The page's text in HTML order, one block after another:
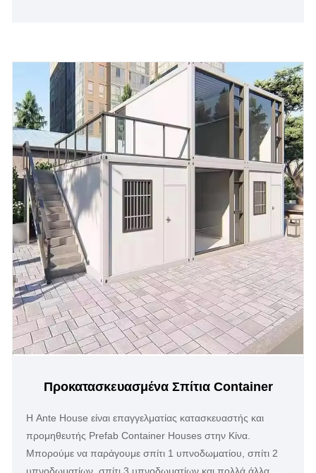
Προκατασκευασμένα Σπίτια Container
Η Ante House είναι επαγγελματίας κατασκευαστής και
προμηθευτής Prefab Container Houses στην Κίνα.
Μπορούμε να παράγουμε σπίτι 1 υπνοδωματίου, σπίτι 2